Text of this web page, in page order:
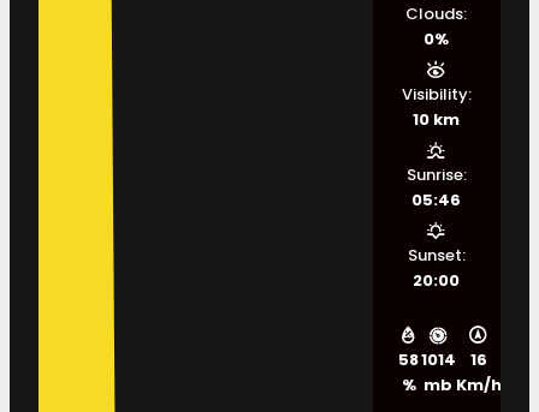
58
%
1014
mb
16
Km/h
Clouds:
0%
Visibility:
10 km
Sunrise:
05:46
Sunset:
20:00